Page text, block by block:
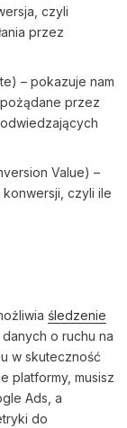
czyli
przez
– pokazuje nam
przez
Value) –
czyli ile
śledzenie
o ruchu na
w skuteczność
platformy, musisz
Ads, a
do